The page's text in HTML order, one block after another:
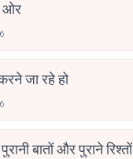
ओर
जा रहे हो
बातों और पुराने रिश्तों